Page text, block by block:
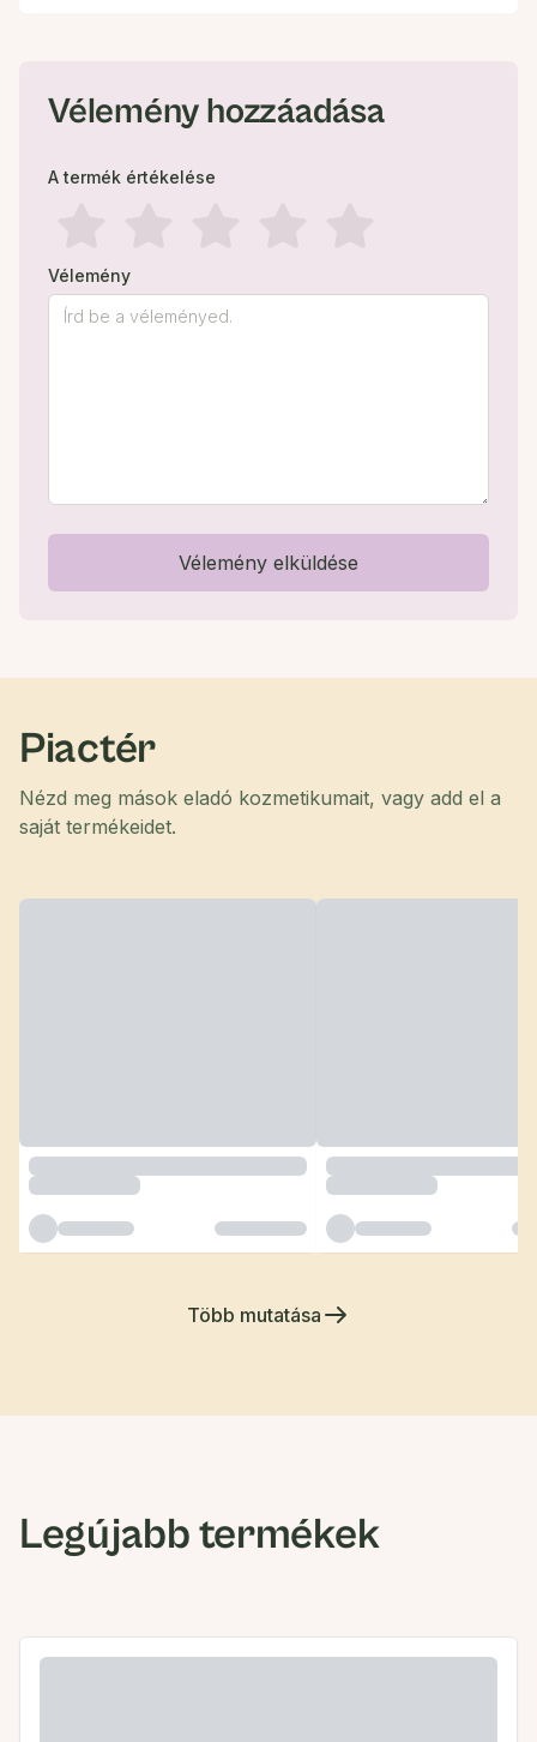
Vélemény hozzáadása
A termék értékelése
Vélemény
Vélemény elküldése
Piactér
Nézd meg mások eladó kozmetikumait, vagy add el a
saját termékeidet.
Több mutatása
Legújabb termékek